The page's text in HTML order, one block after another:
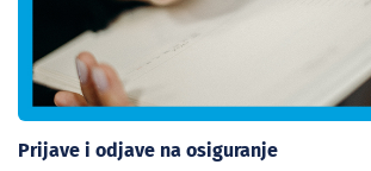
Prijave i odjave na osiguranje